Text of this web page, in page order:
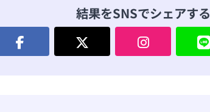
結果をSNSでシェアする